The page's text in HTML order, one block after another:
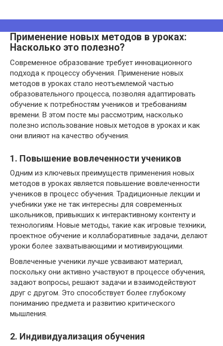
Применение новых методов в уроках:
Насколько это полезно?
Современное образование требует инновационного
подхода к процессу обучения. Применение новых
методов в уроках стало неотъемлемой частью
образовательного процесса, позволяя адаптировать
обучение к потребностям учеников и требованиям
времени. В этом посте мы рассмотрим, насколько
полезно использование новых методов в уроках и как
они влияют на качество обучения.
1. Повышение вовлеченности учеников
Одним из ключевых преимуществ применения новых
методов в уроках является повышение вовлеченности
учеников в процесс обучения. Традиционные лекции и
учебники уже не так интересны для современных
школьников, привыкших к интерактивному контенту и
технологиям. Новые методы, такие как игровые техники,
проектное обучение и коллаборативные задачи, делают
уроки более захватывающими и мотивирующими.
Вовлеченные ученики лучше усваивают материал,
поскольку они активно участвуют в процессе обучения,
задают вопросы, решают задачи и взаимодействуют
друг с другом. Это способствует более глубокому
пониманию предмета и развитию критического
мышления.
2. Индивидуализация обучения